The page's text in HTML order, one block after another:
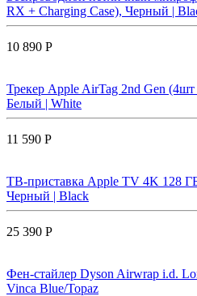
RX + Charging Case), Черный |
10 890 Р
Трекер Apple AirTag 2nd Gen
Белый | White
11 590 Р
ТВ-приставка Apple TV 4K 128
Черный | Black
25 390 Р
Фен-стайлер Dyson Airwrap i.d.
Vinca Blue/Topaz